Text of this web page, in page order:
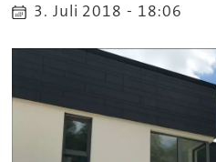
3. Juli 2018 - 18:06